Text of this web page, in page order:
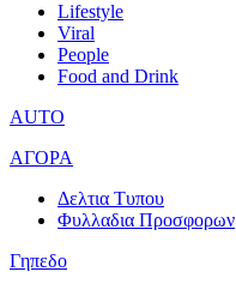
Lifestyle
Viral
People
Food and Drink
AUTO
ΑΓΟΡΑ
Δελτια Τυπου
Φυλλαδια Προσφορων
Γηπεδο